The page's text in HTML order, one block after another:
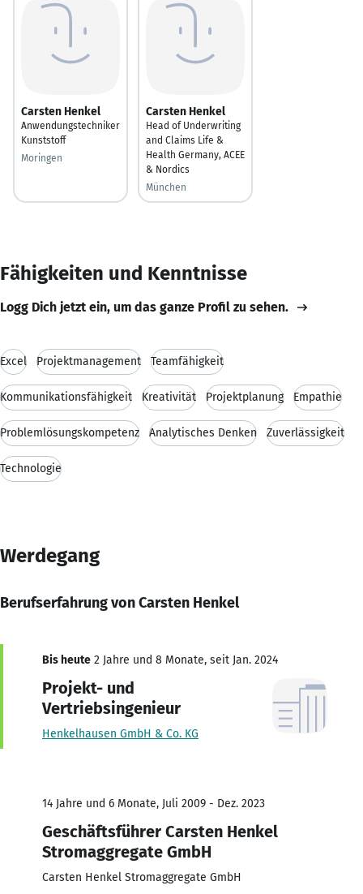
Carsten Henkel
Anwendungstechniker
Kunststoff
Moringen
Carsten Henkel
Head of Underwriting
and Claims Life &
Health Germany, ACEE
& Nordics
München
Fähigkeiten und Kenntnisse
Logg Dich jetzt ein, um das ganze Profil zu sehen.
Excel Projektmanagement Teamfähigkeit
Kommunikationsfähigkeit Kreativität Projektplanung Empathie
Problemlösungskompetenz Analytisches Denken Zuverlässigkeit
Technologie
Werdegang
Berufserfahrung von Carsten Henkel
Bis heute 2 Jahre und 8 Monate, seit Jan. 2024
Projekt- und
Vertriebsingenieur
Henkelhausen GmbH & Co. KG
14 Jahre und 6 Monate, Juli 2009 - Dez. 2023
Geschäftsführer Carsten Henkel
Stromaggregate GmbH
Carsten Henkel Stromaggregate GmbH